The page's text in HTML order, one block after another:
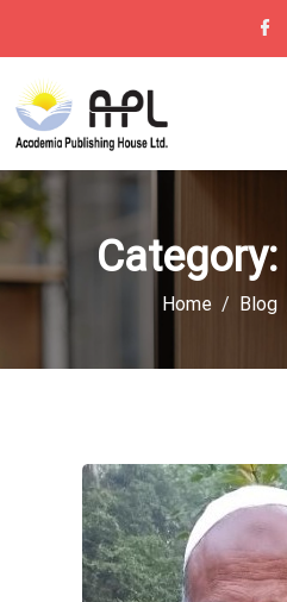
Category:
Home Blog